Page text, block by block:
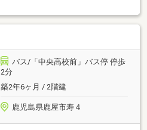
バス/「中央高校前」バス停 停歩
2分
築2年6ヶ月 / 2階建
鹿児島県鹿屋市寿４